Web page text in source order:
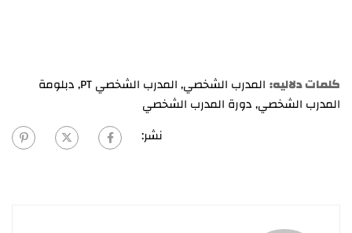
كلمات دلاليه: المدرب الشخصي,المدرب الشخصي PT ,دبلومة
المدرب الشخصي,دورة المدرب الشخصي
نشر: